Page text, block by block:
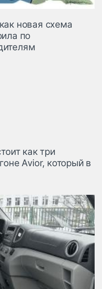
новая схема
по
как три
Avior, который в